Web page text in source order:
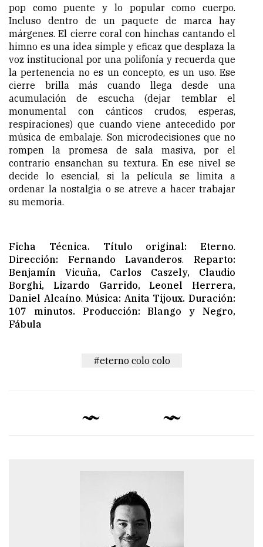
pop como puente y lo popular como cuerpo.
Incluso dentro de un paquete de marca hay
márgenes. El cierre coral con hinchas cantando el
himno es una idea simple y eficaz que desplaza la
voz institucional por una polifonía y recuerda que
la pertenencia no es un concepto, es un uso. Ese
cierre brilla más cuando llega desde una
acumulación de escucha (dejar temblar el
monumental con cánticos crudos, esperas,
respiraciones) que cuando viene antecedido por
música de embalaje. Son microdecisiones que no
rompen la promesa de sala masiva, por el
contrario ensanchan su textura. En ese nivel se
decide lo esencial, si la película se limita a
ordenar la nostalgia o se atreve a hacer trabajar
su memoria.
Ficha Técnica. Título original: Eterno.
Dirección: Fernando Lavanderos.Reparto:
Benjamín Vicuña, Carlos Caszely, Claudio
Borghi, Lizardo Garrido, Leonel Herrera,
Daniel Alcaíno.Música: Anita Tijoux. Duración:
107 minutos. Producción: Blango y Negro,
Fábula
#eterno colo colo